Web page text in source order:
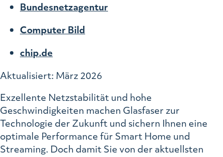
Bundesnetzagentur
Computer Bild
chip.de
Aktualisiert: März 2026
Exzellente Netzstabilität und hohe
Geschwindigkeiten machen Glasfaser zur
Technologie der Zukunft und sichern Ihnen eine
optimale Performance für Smart Home und
Streaming. Doch damit Sie von der aktuellsten